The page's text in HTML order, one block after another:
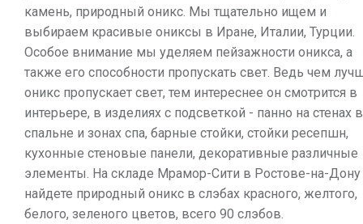
камень, природный оникс. Мы тщательно ищем и
выбираем красивые ониксы в Иране, Италии, Турции.
Особое внимание мы уделяем пейзажности оникса, а
также его способности пропускать свет. Ведь чем
оникс пропускает свет, тем интереснее он смотрится в
интерьере, в изделиях с подсветкой - панно на стенах в
спальне и зонах спа, барные стойки, стойки ресепшн,
кухонные стеновые панели, декоративные различные
элементы. На складе Мрамор-Сити в Ростове-на-
найдете природный оникс в слэбах красного, желтого,
белого, зеленого цветов, всего 90 слэбов.